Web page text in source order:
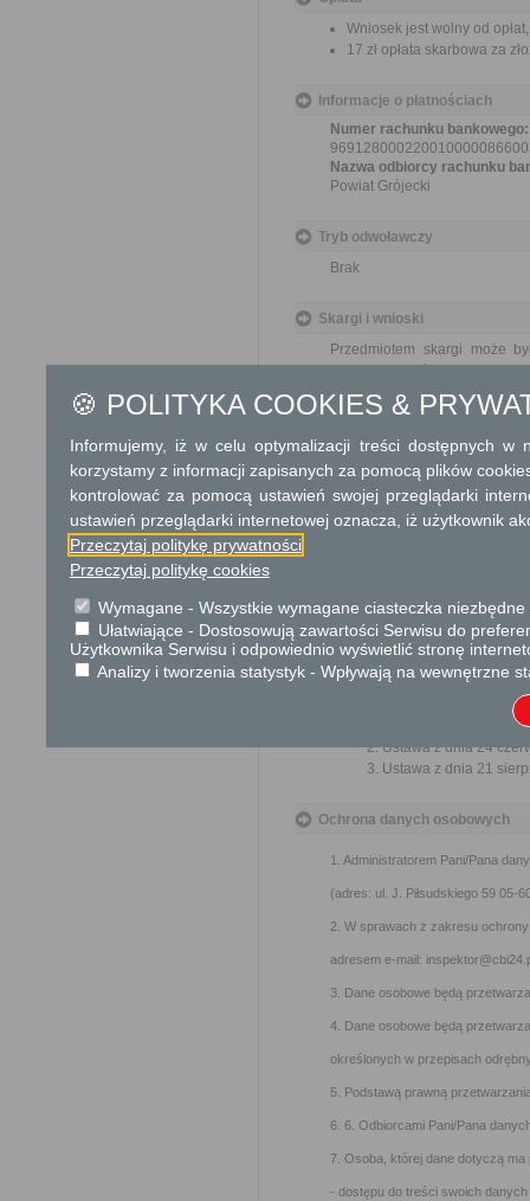
Wniosek jest wolny od opłat,
17 zł opłata skarbowa za
Informacje o płatnościach
Numer rachunku bankowego:
Nazwa odbiorcy rachunku
Powiat Grójecki
Tryb odwoławczy
Brak
Skargi i wnioski
Przedmiotem skargi może
spraw. Przedmiotem
usprawnienie pracy i
niż w ciągu miesiąca.
Informacje dodatkowe
niż do dnia zawarcia umowy
zapłacie w terminach
nabywca.
Ustawa z dnia 23
Ustawa z dnia 24
Ustawa z dnia 21
Ochrona danych osobowych
1. Administratorem Pani/Pana
(adres: ul. J. Piłsudskiego 59 05-
2. W sprawach z zakresu
adresem e-mail:
3. Dane osobowe będą
4. Dane osobowe będą
określonych w przepisach
5. Podstawą prawną
6. 6. Odbiorcami Pani/Pana
7. Osoba, której dane dotyczą ma
- dostępu do treści swoich
🍪 POLITYKA COOKIES &
Informujemy, iż w celu optymalizacji treści dostępnych w
korzystamy z informacji zapisanych za pomocą plików
kontrolować za pomocą ustawień swojej przeglądarki
ustawień przeglądarki internetowej oznacza, iż użytkownik
Przeczytaj politykę prywatności
Przeczytaj politykę cookies
Wymagane - Wszystkie wymagane ciasteczka
Ułatwiające - Dostosowują zawartości Serwisu do
Użytkownika Serwisu i odpowiednio wyświetlić stronę
Analizy i tworzenia statystyk - Wpływają na wewnętrzne